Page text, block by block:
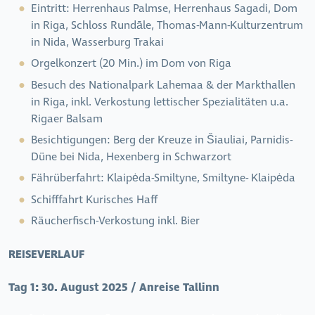
Eintritt: Herrenhaus Palmse, Herrenhaus Sagadi, Dom
in Riga, Schloss Rundāle, Thomas-Mann-Kulturzentrum
in Nida, Wasserburg Trakai
Orgelkonzert (20 Min.) im Dom von Riga
Besuch des Nationalpark Lahemaa & der Markthallen
in Riga, inkl. Verkostung lettischer Spezialitäten u.a.
Rigaer Balsam
Besichtigungen: Berg der Kreuze in Šiauliai, Parnidis-
Düne bei Nida, Hexenberg in Schwarzort
Fährüberfahrt: Klaipėda-Smiltyne, Smiltyne- Klaipėda
Schifffahrt Kurisches Haff
Räucherfisch-Verkostung inkl. Bier
REISEVERLAUF
Tag 1:30. August 2025 / Anreise Tallinn